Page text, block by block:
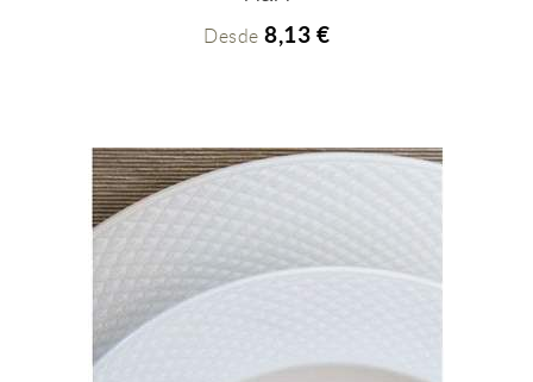
Desde 8,13 €